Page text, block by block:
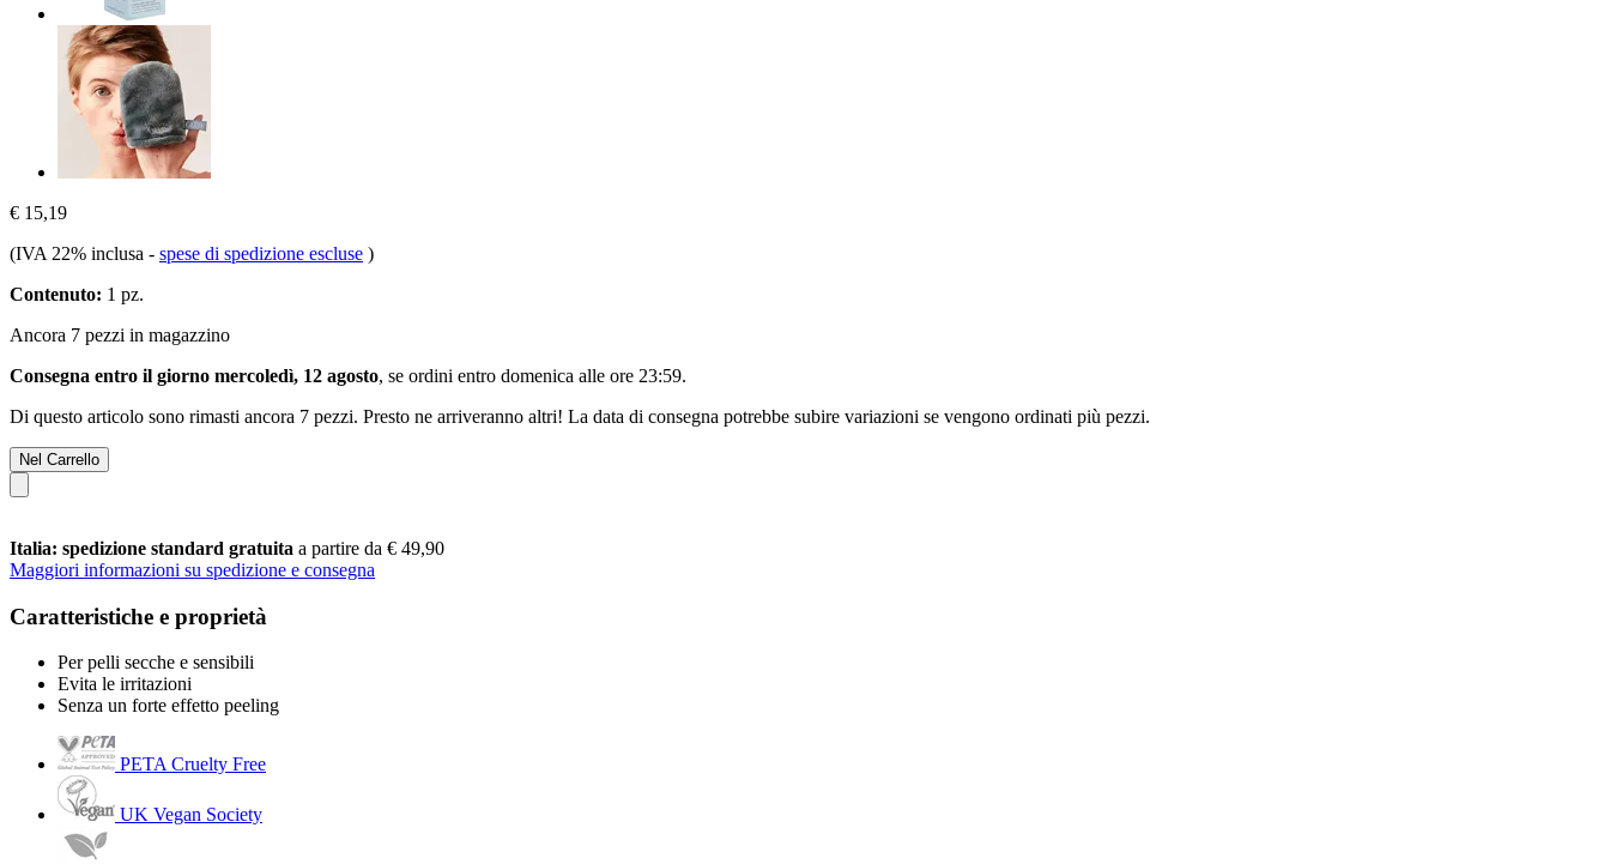
€ 15,19
(IVA 22% inclusa - spese di spedizione escluse )
Contenuto: 1 pz.
Ancora 7 pezzi in magazzino
Consegna entro il giorno mercoledì, 12 agosto, se ordini entro domenica alle ore 23:59.
Di questo articolo sono rimasti ancora 7 pezzi. Presto ne arriveranno altri! La data di consegna potrebbe subire variazioni se vengono ordinati più pezzi.
Nel Carrello
Italia: spedizione standard gratuita a partire da € 49,90
Maggiori informazioni su spedizione e consegna
Caratteristiche e proprietà
Per pelli secche e sensibili
Evita le irritazioni
Senza un forte effetto peeling
PETA Cruelty Free
UK Vegan Society